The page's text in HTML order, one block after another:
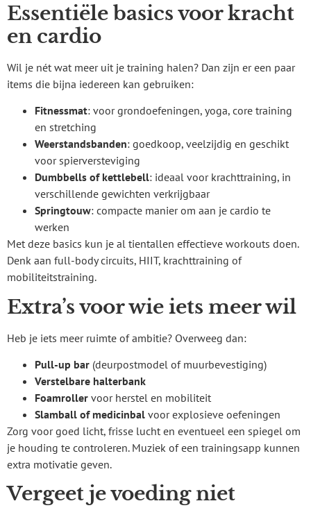
Essentiële basics voor kracht
en cardio
Wil je nét wat meer uit je training halen? Dan zijn er een paar
items die bijna iedereen kan gebruiken:
Fitnessmat: voor grondoefeningen, yoga, core training
en stretching
Weerstandsbanden: goedkoop, veelzijdig en geschikt
voor spierversteviging
Dumbbells of kettlebell: ideaal voor krachttraining, in
verschillende gewichten verkrijgbaar
Springtouw: compacte manier om aan je cardio te
werken
Met deze basics kun je al tientallen effectieve workouts doen.
Denk aan full-body circuits, HIIT, krachttraining of
mobiliteitstraining.
Extra’s voor wie iets meer wil
Heb je iets meer ruimte of ambitie? Overweeg dan:
Pull-up bar (deurpostmodel of muurbevestiging)
Verstelbare halterbank
Foamroller voor herstel en mobiliteit
Slamball of medicinbal voor explosieve oefeningen
Zorg voor goed licht, frisse lucht en eventueel een spiegel om
je houding te controleren. Muziek of een trainingsapp kunnen
extra motivatie geven.
Vergeet je voeding niet